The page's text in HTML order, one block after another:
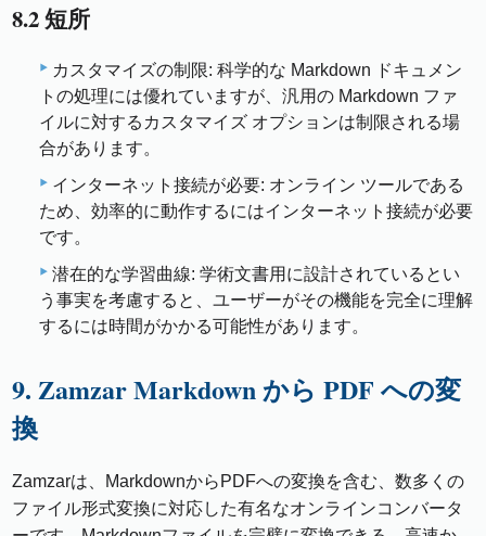
8.2 短所
カスタマイズの制限: 科学的な Markdown ドキュメン
トの処理には優れていますが、汎用の Markdown ファ
イルに対するカスタマイズ オプションは制限される場
合があります。
インターネット接続が必要: オンライン ツールである
ため、効率的に動作するにはインターネット接続が必要
です。
潜在的な学習曲線: 学術文書用に設計されているとい
う事実を考慮すると、ユーザーがその機能を完全に理解
するには時間がかかる可能性があります。
9. Zamzar Markdown から PDF への変
換
Zamzarは、MarkdownからPDFへの変換を含む、数多くの
ファイル形式変換に対応した有名なオンラインコンバータ